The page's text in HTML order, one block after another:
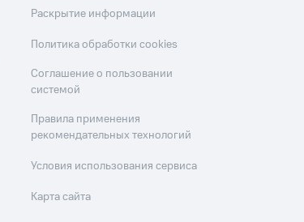
Раскрытие информации
Политика обработки cookies
Соглашение о пользовании
системой
Правила применения
рекомендательных технологий
Условия использования сервиса
Карта сайта